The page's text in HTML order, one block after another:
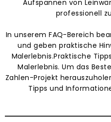
Aufspannen von
professionell
In unserem FAQ-Bereich
und geben praktische
Malerlebnis.Praktische
Malerlebnis. Um das
Zahlen-Projekt
Tipps und